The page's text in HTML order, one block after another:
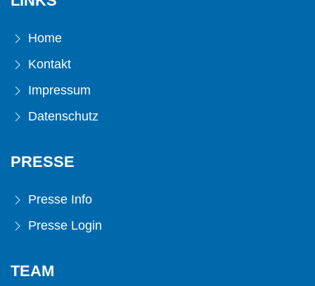
Home
Kontakt
Impressum
Datenschutz
PRESSE
Presse Info
Presse Login
TEAM